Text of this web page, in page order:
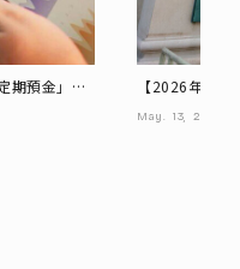
期預金」は
【2026年5月
上昇 - 変動10
May. 13, 2026